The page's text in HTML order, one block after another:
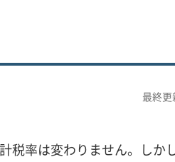
最終
税率は変わりません。しか